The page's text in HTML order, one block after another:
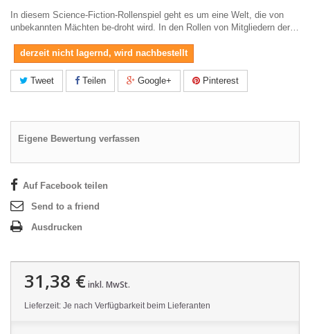
In diesem Science-Fiction-Rollenspiel geht es um eine Welt, die von
unbekannten Mächten be-droht wird. In den Rollen von Mitgliedern der…
derzeit nicht lagernd, wird nachbestellt
Tweet Teilen Google+ Pinterest
Eigene Bewertung verfassen
Auf Facebook teilen
Send to a friend
Ausdrucken
31,38 €inkl. MwSt.
Lieferzeit: Je nach Verfügbarkeit beim Lieferanten